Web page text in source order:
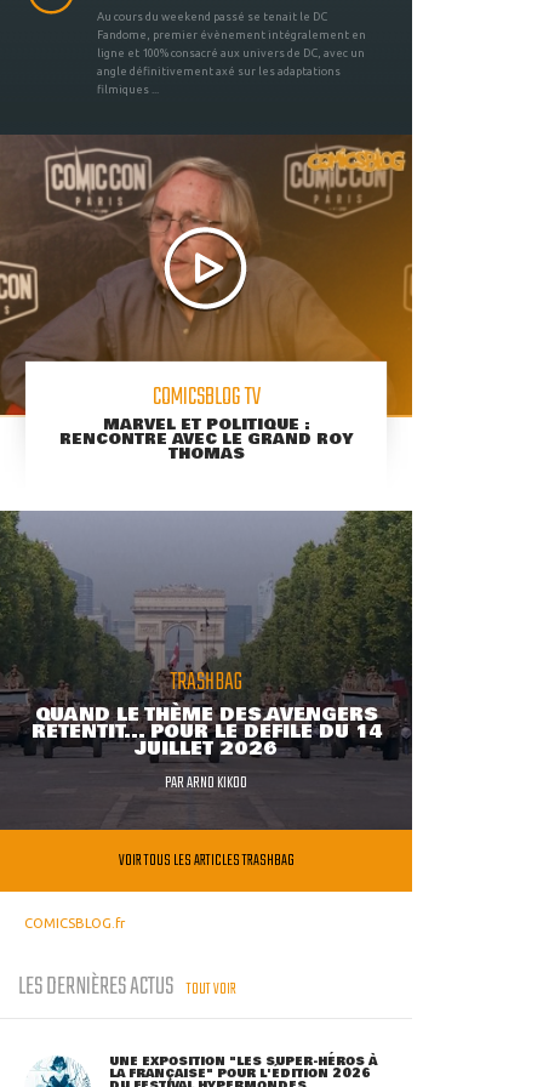
Au cours du weekend passé se tenait le DC
Fandome, premier évènement intégralement en
ligne et 100% consacré aux univers de DC, avec un
angle définitivement axé sur les adaptations
filmiques ...
COMICSBLOG TV
MARVEL ET POLITIQUE :
RENCONTRE AVEC LE GRAND ROY
THOMAS
TRASHBAG
QUAND LE THÈME DES AVENGERS
RETENTIT... POUR LE DÉFILÉ DU 14
JUILLET 2026
PARARNO KIKOO
VOIR TOUS LES ARTICLES TRASHBAG
COMICSBLOG.fr
LES DERNIÈRES ACTUS TOUT VOIR
UNE EXPOSITION "LES SUPER-HÉROS À
LA FRANÇAISE" POUR L'ÉDITION 2026